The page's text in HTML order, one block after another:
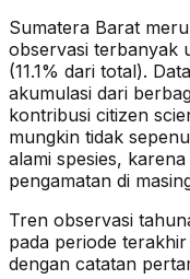
Sumatera Barat
observasi terbanyak
(11.1% dari total).
akumulasi dari
kontribusi citizen
mungkin tidak
alami spesies,
pengamatan di
Tren observasi
pada periode
dengan catatan